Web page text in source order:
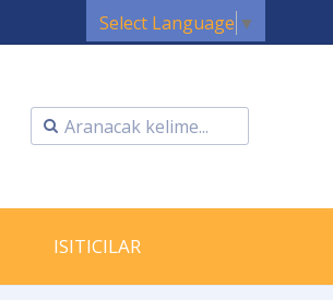
Select Language ▼
ISITICILAR